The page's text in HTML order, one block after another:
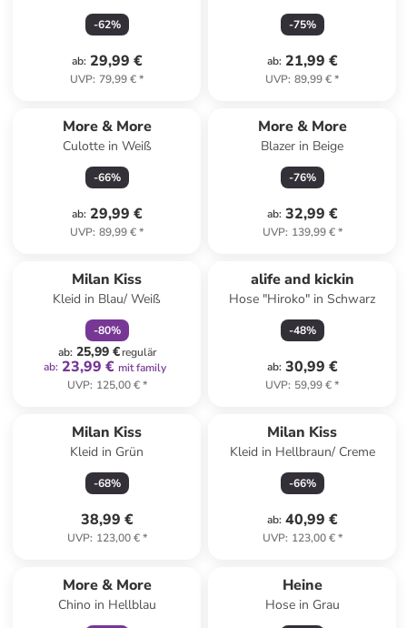
-62%
ab: 29,99 €
UVP: 79,99 €*
-75%
ab: 21,99 €
UVP: 89,99 €*
More & More
Culotte in Weiß
-66%
ab: 29,99 €
UVP: 89,99 €*
More & More
Blazer in Beige
-76%
ab: 32,99 €
UVP: 139,99 €*
Milan Kiss
Kleid in Blau/ Weiß
-80%
ab: 25,99 €regulär
ab: 23,99 € mit family
UVP: 125,00 €*
alife and kickin
Hose "Hiroko" in Schwarz
-48%
ab: 30,99 €
UVP: 59,99 €*
Milan Kiss
Kleid in Grün
-68%
38,99 €
UVP: 123,00 €*
Milan Kiss
Kleid in Hellbraun/ Creme
-66%
ab: 40,99 €
UVP: 123,00 €*
More & More
Chino in Hellblau
Heine
Hose in Grau